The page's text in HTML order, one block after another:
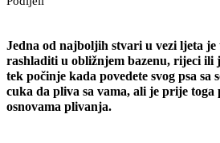
Jedna od najboljih stvari u vezi ljeta je
rashladiti u obližnjem bazenu, rijeci ili
tek počinje kada povedete svog psa sa
cuka da pliva sa vama, ali je prije toga
osnovama plivanja.